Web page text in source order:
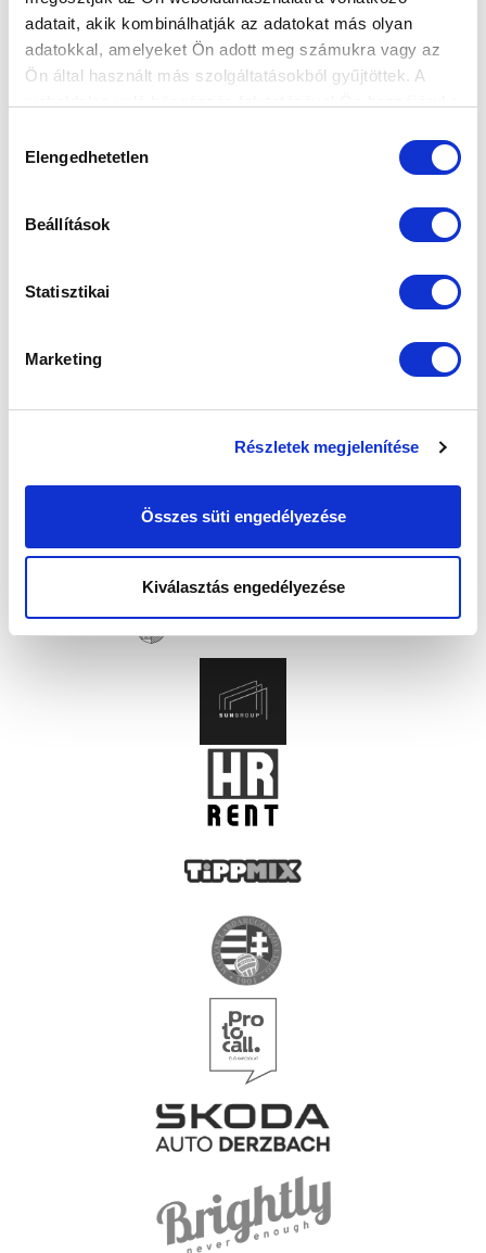
adatait, akik kombinálhatják az adatokat más olyan
adatokkal, amelyeket Ön adott meg számukra vagy az
Ön által használt más szolgáltatásokból gyűjtöttek. A
kiválasztása
Elengedhetetlen
Beállítások
Statisztikai
Marketing
Részletek megjelenítése
Összes süti engedélyezése
Kiválasztás engedélyezése
SZPONZOROK